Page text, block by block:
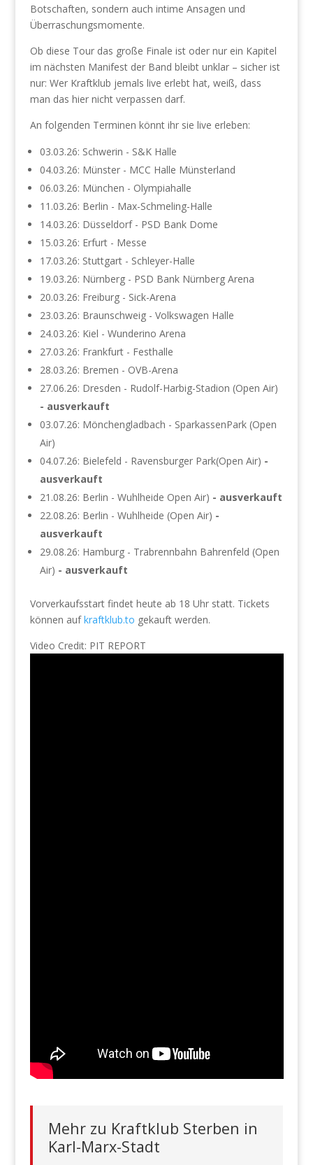
Botschaften, sondern auch intime Ansagen und
Überraschungsmomente.
Ob diese Tour das große Finale ist oder nur ein Kapitel
im nächsten Manifest der Band bleibt unklar – sicher ist
nur: Wer Kraftklub jemals live erlebt hat, weiß, dass
man das hier nicht verpassen darf.
An folgenden Terminen könnt ihr sie live erleben:
03.03.26: Schwerin - S&K Halle
04.03.26: Münster - MCC Halle Münsterland
06.03.26: München - Olympiahalle
11.03.26: Berlin - Max-Schmeling-Halle
14.03.26: Düsseldorf - PSD Bank Dome
15.03.26: Erfurt - Messe
17.03.26: Stuttgart - Schleyer-Halle
19.03.26: Nürnberg - PSD Bank Nürnberg Arena
20.03.26: Freiburg - Sick-Arena
23.03.26: Braunschweig - Volkswagen Halle
24.03.26: Kiel - Wunderino Arena
27.03.26: Frankfurt - Festhalle
28.03.26: Bremen - OVB-Arena
27.06.26: Dresden - Rudolf-Harbig-Stadion (Open Air)
- ausverkauft
03.07.26: Mönchengladbach - SparkassenPark (Open
Air)
04.07.26: Bielefeld - Ravensburger Park(Open Air) -
ausverkauft
21.08.26: Berlin - Wuhlheide Open Air) - ausverkauft
22.08.26: Berlin - Wuhlheide (Open Air) -
ausverkauft
29.08.26: Hamburg - Trabrennbahn Bahrenfeld (Open
Air) - ausverkauft
Vorverkaufsstart findet heute ab 18 Uhr statt. Tickets
können aufkraftklub.to gekauft werden.
Video Credit: PIT REPORT
Mehr zu Kraftklub Sterben in
Karl-Marx-Stadt